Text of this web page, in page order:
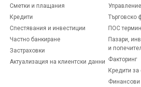
Сметки и плащания
Кредити
Спестявания и инвестиции
Частно банкиране
Застраховки
Актуализация на клиентски данни
Търговско
ПОС
Пазари,
и
Факторинг
Кредити
Финансови